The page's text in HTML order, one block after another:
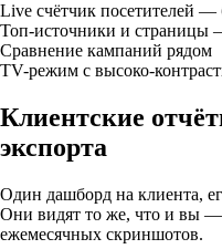
Live счётчик посетителей
Топ-источники и страницы
Сравнение кампаний рядом
TV-режим с высоко-
Клиентские
экспорта
Один дашборд на клиента,
Они видят то же, что и вы —
ежемесячных скриншотов.